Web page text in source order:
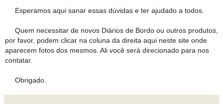
Esperamos aqui sanar essas dúvidas e ter ajudado a todos.
Quem necessitar de novos Diários de Bordo ou outros produtos,
por favor, podem clicar na coluna da direita aqui neste site onde
aparecem fotos dos mesmos. Ali você será direcionado para nos
contatar.
Obrigado.